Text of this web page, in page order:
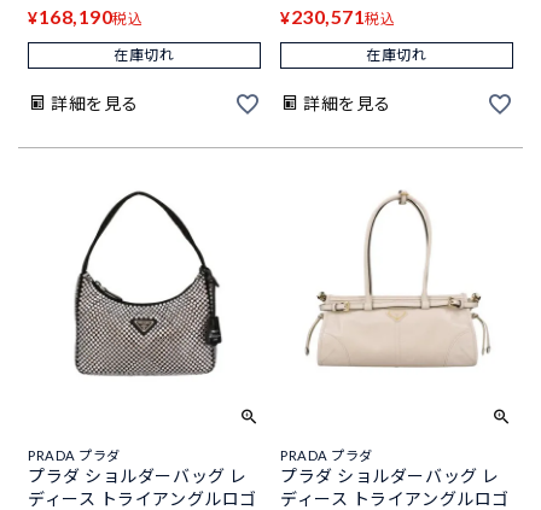
¥168,190税込
在庫切れ
詳細を見る
¥230,571税込
在庫切れ
詳細を見る
PRADA プラダ
プラダ ショルダーバッグ レ
ディース トライアングルロゴ
PRADA プラダ
プラダ ショルダーバッグ レ
ディース トライアングルロゴ